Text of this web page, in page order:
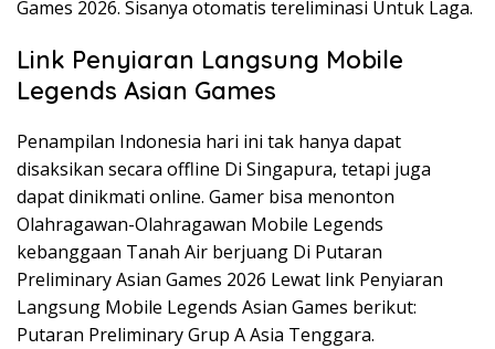
Games 2026. Sisanya otomatis tereliminasi Untuk Laga.
Link Penyiaran Langsung Mobile
Legends Asian Games
Penampilan Indonesia hari ini tak hanya dapat
disaksikan secara offline Di Singapura, tetapi juga
dapat dinikmati online. Gamer bisa menonton
Olahragawan-Olahragawan Mobile Legends
kebanggaan Tanah Air berjuang Di Putaran
Preliminary Asian Games 2026 Lewat link Penyiaran
Langsung Mobile Legends Asian Games berikut:
Putaran Preliminary Grup A Asia Tenggara.